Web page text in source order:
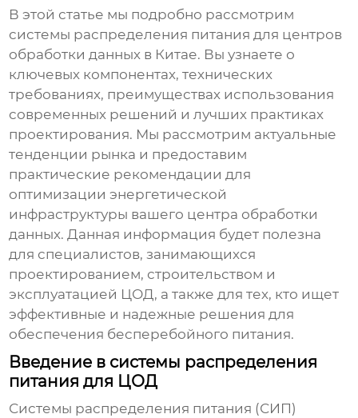
В этой статье мы подробно рассмотрим
системы распределения питания для центров
обработки данных в Китае. Вы узнаете о
ключевых компонентах, технических
требованиях, преимуществах использования
современных решений и лучших практиках
проектирования. Мы рассмотрим актуальные
тенденции рынка и предоставим
практические рекомендации для
оптимизации энергетической
инфраструктуры вашего центра обработки
данных. Данная информация будет полезна
для специалистов, занимающихся
проектированием, строительством и
эксплуатацией ЦОД, а также для тех, кто ищет
эффективные и надежные решения для
обеспечения бесперебойного питания.
Введение в системы распределения
питания для ЦОД
Системы распределения питания (СИП)